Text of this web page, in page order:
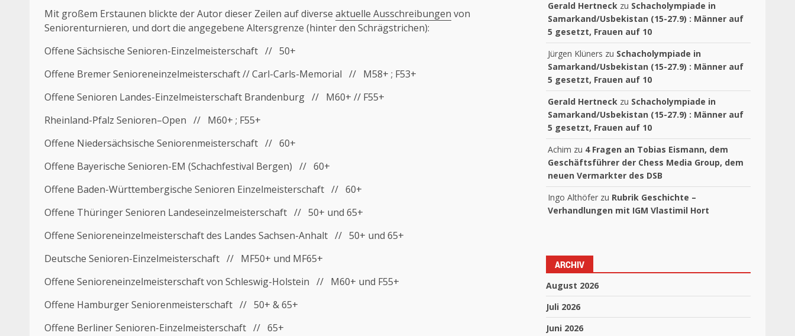
Mit großem Erstaunen blickte der Autor dieser Zeilen auf diverse aktuelle Ausschreibungen von
Seniorenturnieren, und dort die angegebene Altersgrenze (hinter den Schrägstrichen):
Offene Sächsische Senioren-Einzelmeisterschaft // 50+
Offene Bremer Senioreneinzelmeisterschaft // Carl-Carls-Memorial // M58+ ; F53+
Offene Senioren Landes-Einzelmeisterschaft Brandenburg // M60+ // F55+
Rheinland-Pfalz Senioren–Open // M60+ ; F55+
Offene Niedersächsische Seniorenmeisterschaft // 60+
Offene Bayerische Senioren-EM (Schachfestival Bergen) // 60+
Offene Baden-Württembergische Senioren Einzelmeisterschaft // 60+
Offene Thüringer Senioren Landeseinzelmeisterschaft // 50+ und 65+
Offene Senioreneinzelmeisterschaft des Landes Sachsen-Anhalt // 50+ und 65+
Deutsche Senioren-Einzelmeisterschaft // MF50+ und MF65+
Offene Senioreneinzelmeisterschaft von Schleswig-Holstein // M60+ und F55+
Offene Hamburger Seniorenmeisterschaft // 50+ & 65+
Offene Berliner Senioren-Einzelmeisterschaft // 65+
Gerald Hertneck zu Schacholympiade in
Samarkand/Usbekistan (15-27.9) : Männer auf
5 gesetzt, Frauen auf 10
Jürgen Klüners zu Schacholympiade in
Samarkand/Usbekistan (15-27.9) : Männer auf
5 gesetzt, Frauen auf 10
Gerald Hertneck zu Schacholympiade in
Samarkand/Usbekistan (15-27.9) : Männer auf
5 gesetzt, Frauen auf 10
Achim zu 4 Fragen an Tobias Eismann, dem
Geschäftsführer der Chess Media Group, dem
neuen Vermarkter des DSB
Ingo Althöfer zu Rubrik Geschichte –
Verhandlungen mit IGM Vlastimil Hort
ARCHIV
August 2026
Juli 2026
Juni 2026